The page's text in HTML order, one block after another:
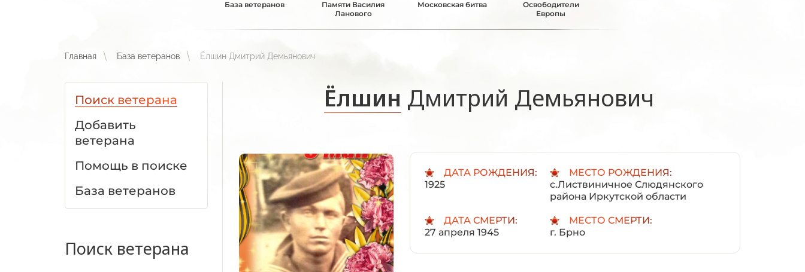
База ветеранов
Памяти Василия
Ланового
Московская битва
Освободители
Европы
Главная База ветеранов Ёлшин Дмитрий Демьянович
Поиск ветерана
Добавить
ветерана
Помощь в поиске
База ветеранов
Поиск ветерана
Ёлшин Дмитрий Демьянович
ДАТА РОЖДЕНИЯ:
1925
МЕСТО РОЖДЕНИЯ:
с.Листвиничное Слюдянского
района Иркутской области
ДАТА СМЕРТИ:
27 апреля 1945
МЕСТО СМЕРТИ:
г. Брно